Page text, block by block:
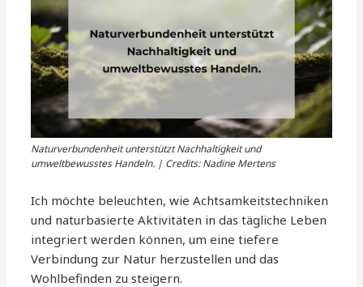
Naturverbundenheit unterstützt Nachhaltigkeit und
umweltbewusstes Handeln. | Credits: Nadine Mertens
Ich möchte beleuchten, wie Achtsamkeitstechniken
und naturbasierte Aktivitäten in das tägliche Leben
integriert werden können, um eine tiefere
Verbindung zur Natur herzustellen und das
Wohlbefinden zu steigern.